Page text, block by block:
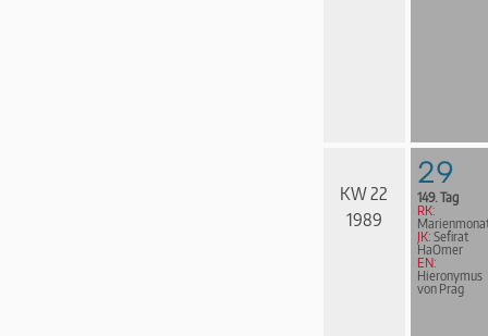
KW 22
1989
29
149. Tag
RK:
JK: Sefirat
HaOmer
EN:
Hieronymus
von Prag